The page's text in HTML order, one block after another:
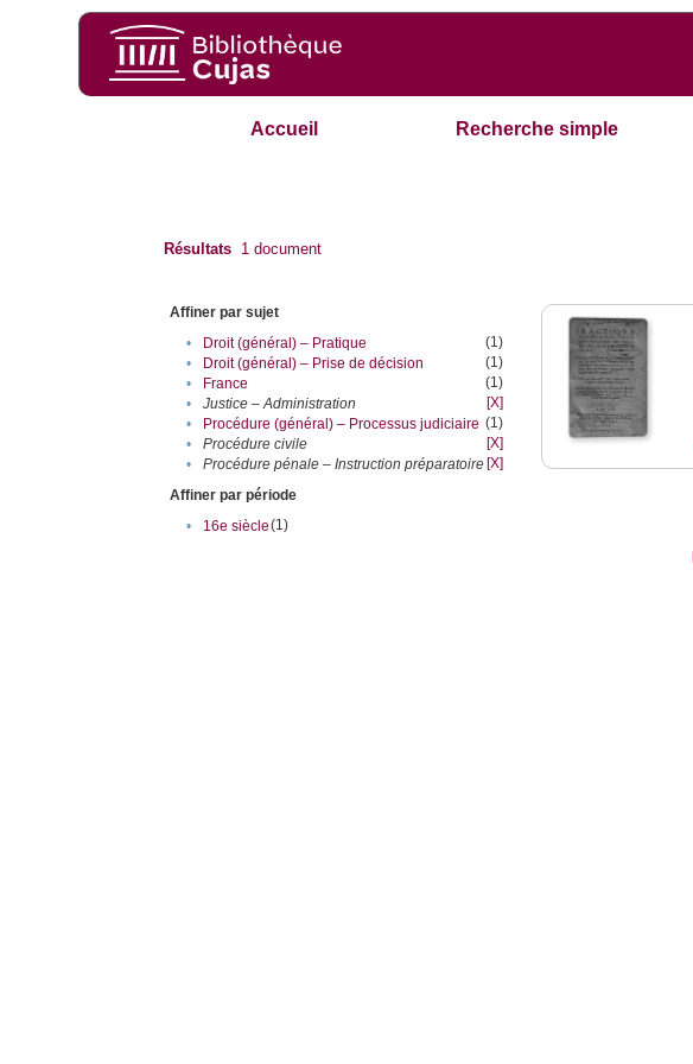
Accueil Recherche simple
Résultats 1 document
Affiner par sujet
•
Droit (général) – Pratique
(1)
•
Droit (général) – Prise de décision
(1)
•
France
(1)
•
Justice – Administration
[X]
•
Procédure (général) – Processus judiciaire (1)
•
Procédure civile
[X]
•
Procédure pénale – Instruction préparatoire [X]
Affiner par période
•
16e siècle(1)